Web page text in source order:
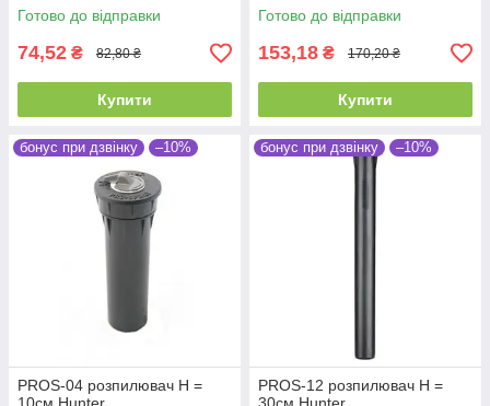
Готово до відправки
74,52 ₴ 82,80 ₴
Купити
Готово до відправки
153,18 ₴ 170,20 ₴
Купити
бонус при дзвінку –10%
PROS-04 розпилювач Н =
бонус при дзвінку –10%
PROS-12 розпилювач Н =